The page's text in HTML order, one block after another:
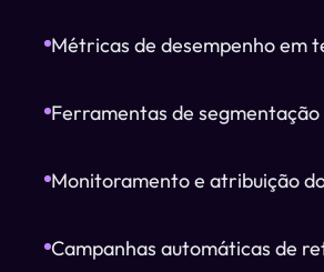
Métricas de desempenho em
Ferramentas de
Monitoramento e atribuição
Campanhas automáticas de